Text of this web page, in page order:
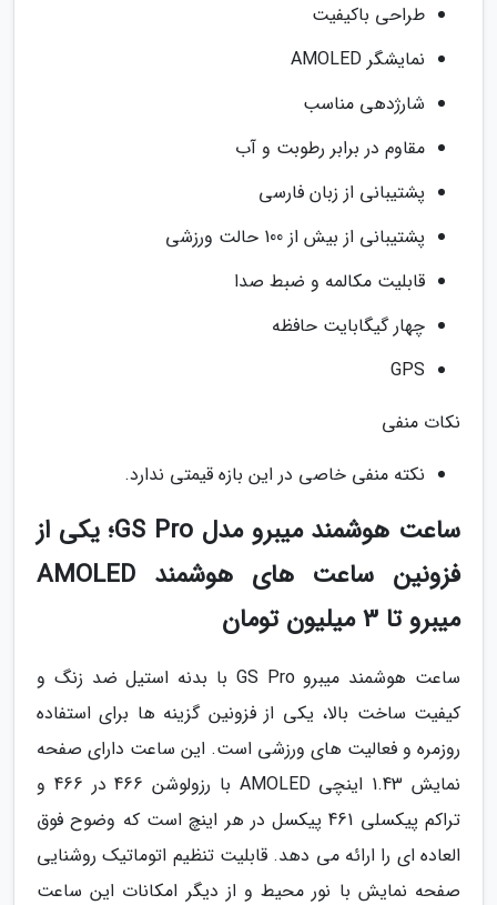
طراحی باکیفیت
نمایشگر AMOLED
شارژدهی مناسب
مقاوم در برابر رطوبت و آب
پشتیبانی از زبان فارسی
پشتیبانی از بیش از 100 حالت ورزشی
قابلیت مکالمه و ضبط صدا
چهار گیگابایت حافظه
GPS
نکات منفی
نکته منفی خاصی در این بازه قیمتی ندارد.
ساعت هوشمند میبرو مدل GS Pro؛ یکی از
فزونین ساعت های هوشمند AMOLED
میبرو تا 3 میلیون تومان
ساعت هوشمند میبرو GS Pro با بدنه استیل ضد زنگ و
کیفیت ساخت بالا، یکی از فزونین گزینه ها برای استفاده
روزمره و فعالیت های ورزشی است. این ساعت دارای صفحه
نمایش 1.43 اینچی AMOLED با رزولوشن 466 در 466 و
تراکم پیکسلی 461 پیکسل در هر اینچ است که وضوح فوق
العاده ای را ارائه می دهد. قابلیت تنظیم اتوماتیک روشنایی
صفحه نمایش با نور محیط و از دیگر امکانات این ساعت